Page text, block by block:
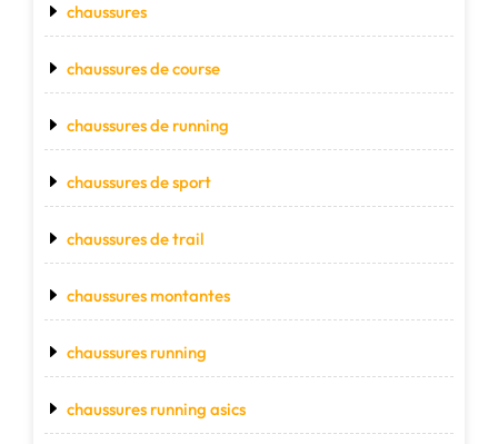
chaussures
chaussures de course
chaussures de running
chaussures de sport
chaussures de trail
chaussures montantes
chaussures running
chaussures running asics